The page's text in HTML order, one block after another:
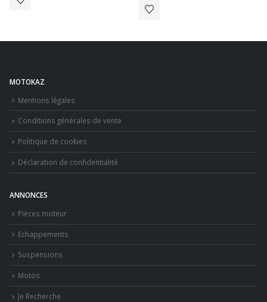
MOTOKAZ
Mentions légales
Conditions générales de vente
Politique de cookies
Déclaration de confidentialité
ANNONCES
Pièces moteur
Echappements
Suspensions
Motos
Je Recherche